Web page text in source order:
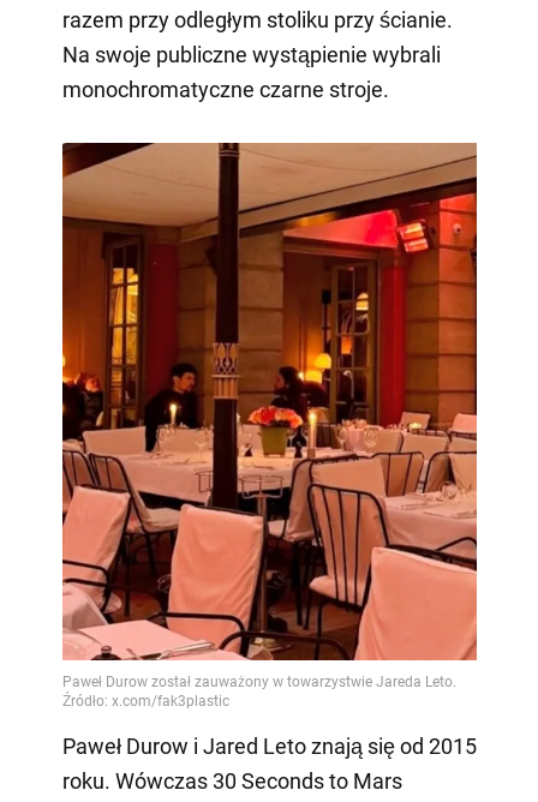
razem przy odległym stoliku przy ścianie.
Na swoje publiczne wystąpienie wybrali
monochromatyczne czarne stroje.
Paweł Durow i Jared Leto znają się od 2015
roku. Wówczas 30 Seconds to Mars